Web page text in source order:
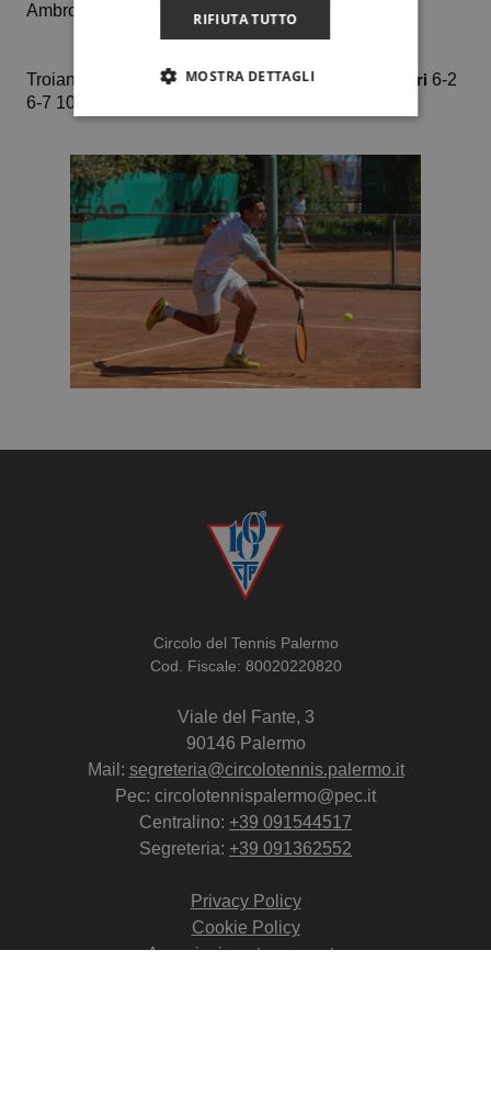
Ambrosi (2.6) 2-6 6-3 10-3
Troiano – Luperi b. 𝐂𝐚𝐫𝐦𝐞𝐥𝐨 𝐆𝐚𝐬𝐩𝐚𝐫𝐨 – 𝗡𝗶𝗻𝗼 𝗧𝗿𝗶𝗻𝗰𝗲𝗿𝗶 6-2
6-7 10-6
Circolo del Tennis Palermo
Cod. Fiscale: 80020220820
Viale del Fante, 3
90146 Palermo
Mail: segreteria@circolotennis.palermo.it
Pec: circolotennispalermo@pec.it
Centralino: +39 091544517
Segreteria: +39 091362552
Privacy Policy
Cookie Policy
Associazione trasparente
RIFIUTA TUTTO
MOSTRA DETTAGLI